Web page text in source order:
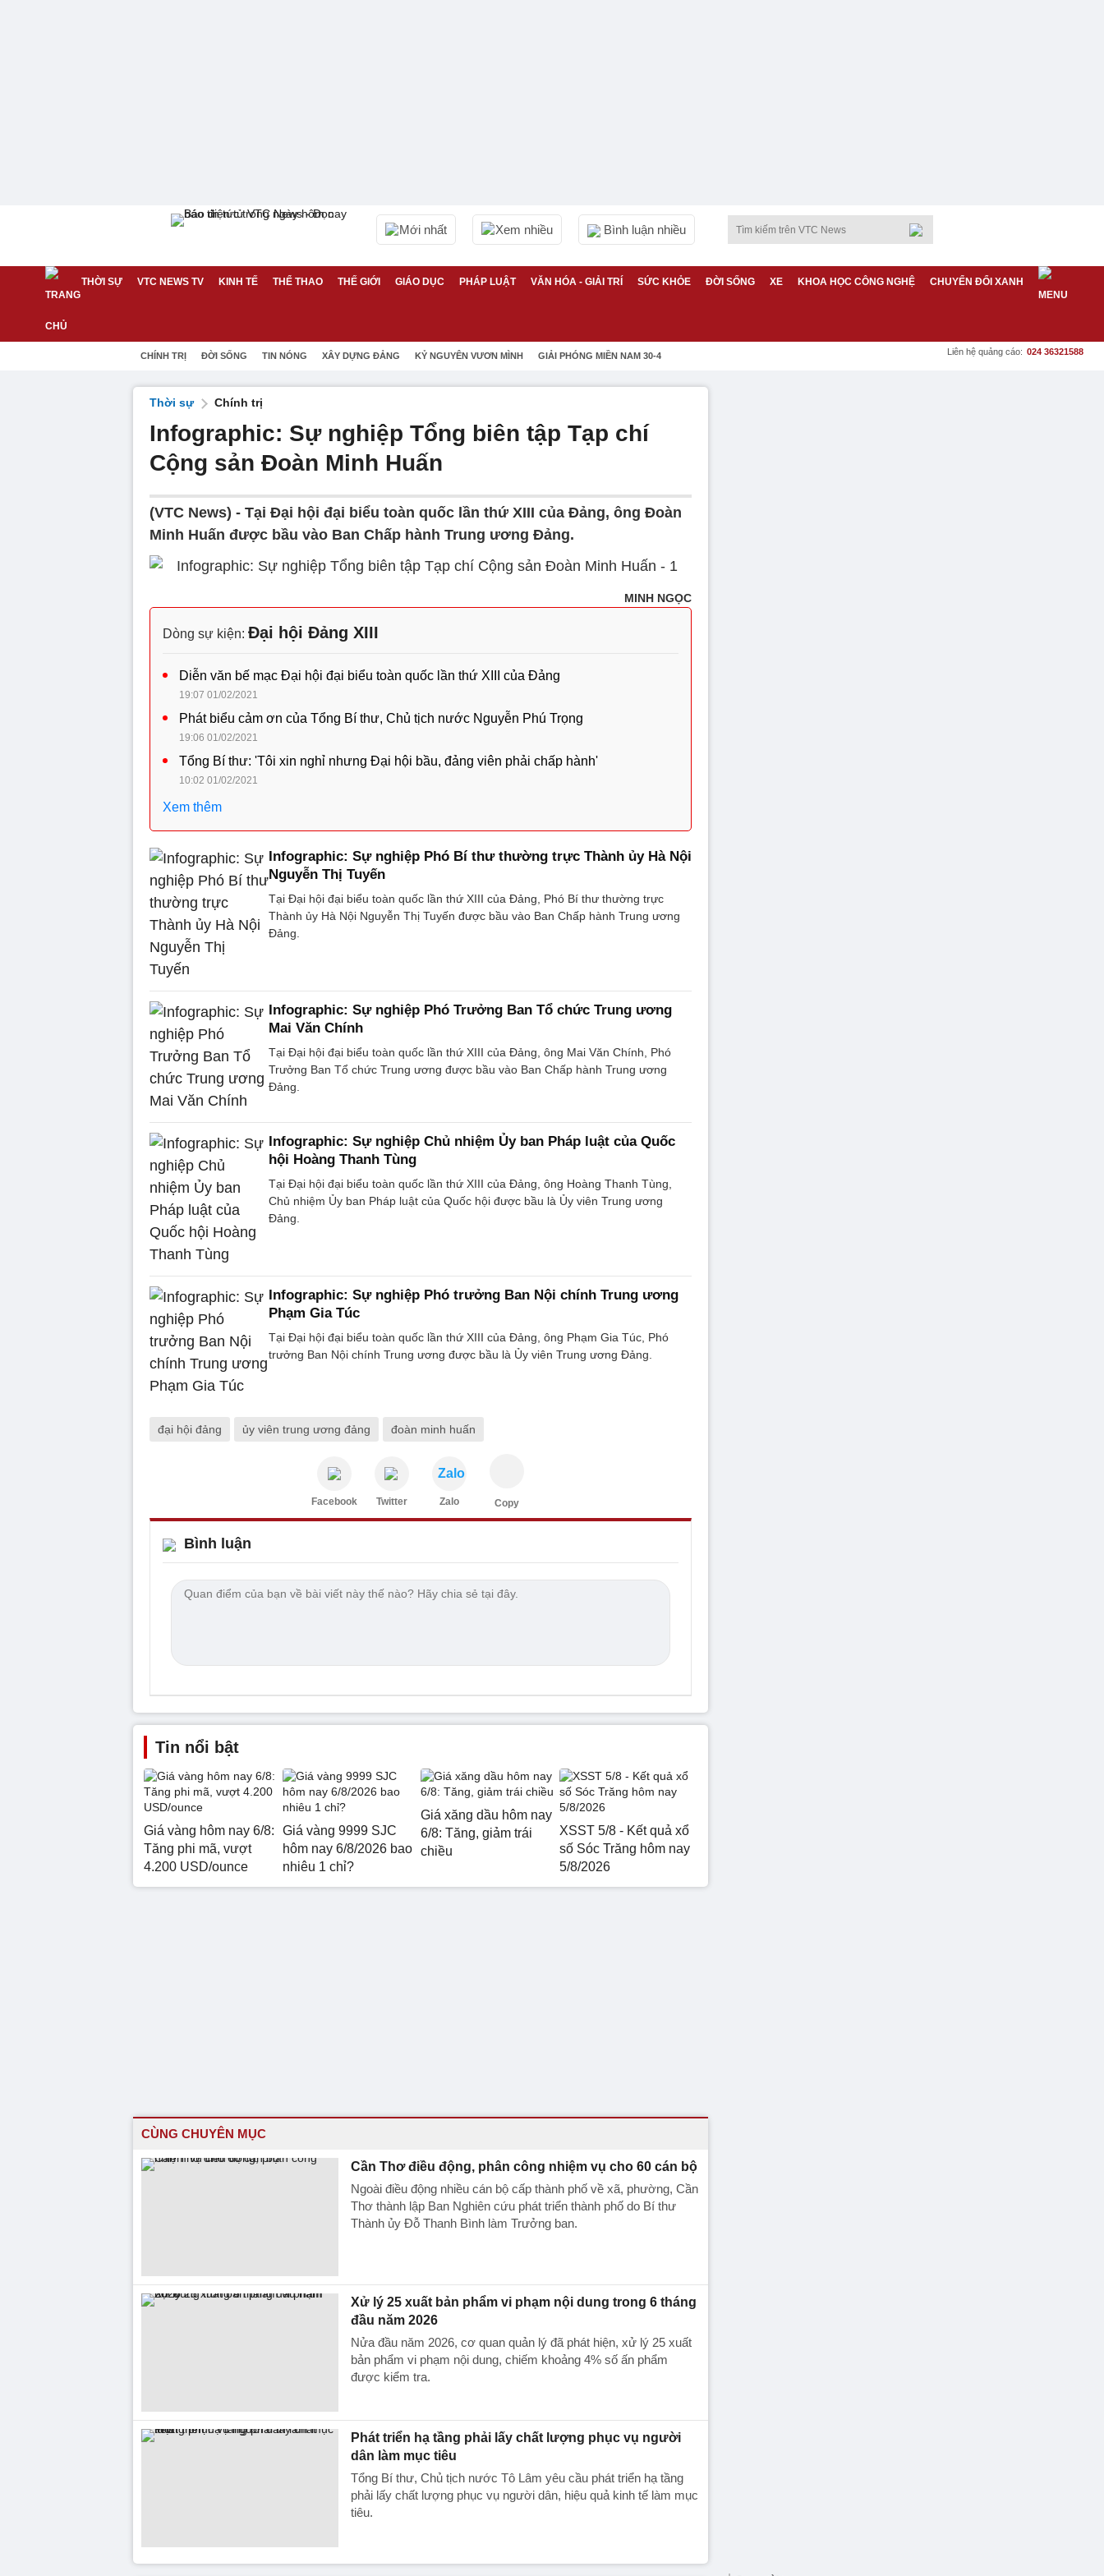
Mới nhất Xem nhiều Bình luận nhiều
THỜI SỰ VTC NEWS TV KINH TẾ THỂ THAO THẾ GIỚI GIÁO DỤC PHÁP LUẬT VĂN HÓA - GIẢI TRÍ SỨC KHỎE ĐỜI SỐNG XE KHOA HỌC CÔNG NGHỆ CHUYỂN ĐỔI XANH
CHÍNH TRỊ ĐỜI SỐNG TIN NÓNG XÂY DỰNG ĐẢNG KỶ NGUYÊN VƯƠN MÌNH GIẢI PHÓNG MIỀN NAM 30-4 Liên hệ quảng cáo: 024 36321588
Thời sự Chính trị
Infographic: Sự nghiệp Tổng biên tập Tạp chí
Cộng sản Đoàn Minh Huấn
(VTC News) - Tại Đại hội đại biểu toàn quốc lần thứ XIII của Đảng, ông Đoàn
Minh Huấn được bầu vào Ban Chấp hành Trung ương Đảng.
MINH NGỌC
Dòng sự kiện: Đại hội Đảng XIII
Diễn văn bế mạc Đại hội đại biểu toàn quốc lần thứ XIII của Đảng
19:07 01/02/2021
Phát biểu cảm ơn của Tổng Bí thư, Chủ tịch nước Nguyễn Phú Trọng
19:06 01/02/2021
Tổng Bí thư: 'Tôi xin nghỉ nhưng Đại hội bầu, đảng viên phải chấp hành'
10:02 01/02/2021
Xem thêm
Infographic: Sự nghiệp Phó Bí thư thường trực Thành ủy Hà Nội
Nguyễn Thị Tuyến
Tại Đại hội đại biểu toàn quốc lần thứ XIII của Đảng, Phó Bí thư thường trực
Thành ủy Hà Nội Nguyễn Thị Tuyến được bầu vào Ban Chấp hành Trung ương
Đảng.
Infographic: Sự nghiệp Phó Trưởng Ban Tổ chức Trung ương
Mai Văn Chính
Tại Đại hội đại biểu toàn quốc lần thứ XIII của Đảng, ông Mai Văn Chính, Phó
Trưởng Ban Tổ chức Trung ương được bầu vào Ban Chấp hành Trung ương
Đảng.
Infographic: Sự nghiệp Chủ nhiệm Ủy ban Pháp luật của Quốc
hội Hoàng Thanh Tùng
Tại Đại hội đại biểu toàn quốc lần thứ XIII của Đảng, ông Hoàng Thanh Tùng,
Chủ nhiệm Ủy ban Pháp luật của Quốc hội được bầu là Ủy viên Trung ương
Đảng.
Infographic: Sự nghiệp Phó trưởng Ban Nội chính Trung ương
Phạm Gia Túc
Tại Đại hội đại biểu toàn quốc lần thứ XIII của Đảng, ông Phạm Gia Túc, Phó
trưởng Ban Nội chính Trung ương được bầu là Ủy viên Trung ương Đảng.
đại hội đảng ủy viên trung ương đảng đoàn minh huấn
Facebook Twitter
Zalo
Zalo Copy
Bình luận
Tin nổi bật
Giá vàng hôm nay 6/8:
Tăng phi mã, vượt
4.200 USD/ounce
Giá vàng 9999 SJC
hôm nay 6/8/2026 bao
nhiêu 1 chỉ?
Giá xăng dầu hôm nay
6/8: Tăng, giảm trái
chiều
XSST 5/8 - Kết quả xổ
số Sóc Trăng hôm nay
5/8/2026
CÙNG CHUYÊN MỤC
Cần Thơ điều động, phân công nhiệm vụ cho 60 cán bộ
Ngoài điều động nhiều cán bộ cấp thành phố về xã, phường, Cần
Thơ thành lập Ban Nghiên cứu phát triển thành phố do Bí thư
Thành ủy Đỗ Thanh Bình làm Trưởng ban.
Xử lý 25 xuất bản phẩm vi phạm nội dung trong 6 tháng
đầu năm 2026
Nửa đầu năm 2026, cơ quan quản lý đã phát hiện, xử lý 25 xuất
bản phẩm vi phạm nội dung, chiếm khoảng 4% số ấn phẩm
được kiểm tra.
Phát triển hạ tầng phải lấy chất lượng phục vụ người
dân làm mục tiêu
Tổng Bí thư, Chủ tịch nước Tô Lâm yêu cầu phát triển hạ tầng
phải lấy chất lượng phục vụ người dân, hiệu quả kinh tế làm mục
tiêu.